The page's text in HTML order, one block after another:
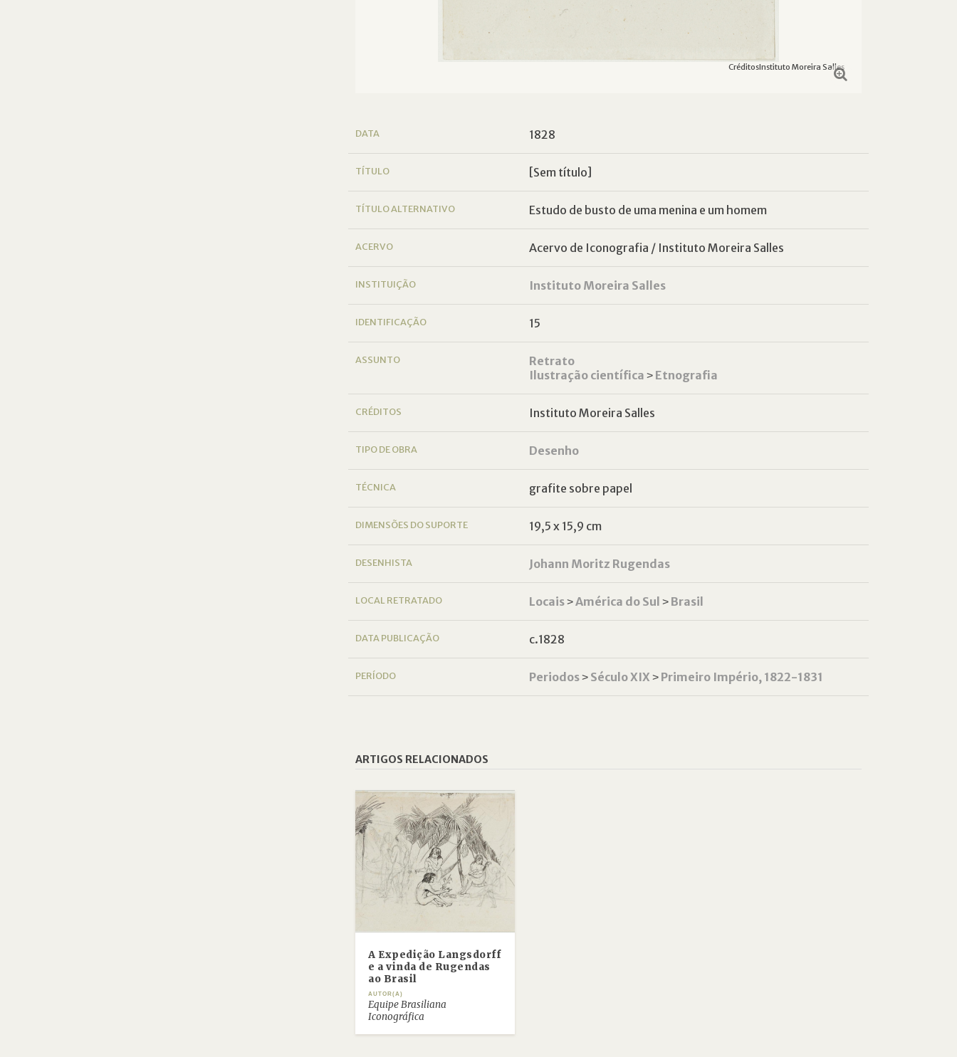
CréditosInstituto Moreira Salles
DATA 1828
TÍTULO [Sem título]
TÍTULO ALTERNATIVO Estudo de busto de uma menina e um homem
ACERVO Acervo de Iconografia / Instituto Moreira Salles
INSTITUIÇÃO Instituto Moreira Salles
IDENTIFICAÇÃO 15
ASSUNTO
Retrato
Ilustração científica ˃ Etnografia
CRÉDITOS Instituto Moreira Salles
TIPO DE OBRA Desenho
TÉCNICA grafite sobre papel
DIMENSÕES DO SUPORTE 19,5 x 15,9 cm
DESENHISTA Johann Moritz Rugendas
LOCAL RETRATADO Locais˃América do Sul ˃ Brasil
DATA PUBLICAÇÃO c.1828
PERÍODO Periodos˃ Século XIX ˃ Primeiro Império, 1822-1831
ARTIGOS RELACIONADOS
A Expedição Langsdorff
e a vinda de Rugendas
ao Brasil
AUTOR(A)
Equipe Brasiliana
Iconográfica